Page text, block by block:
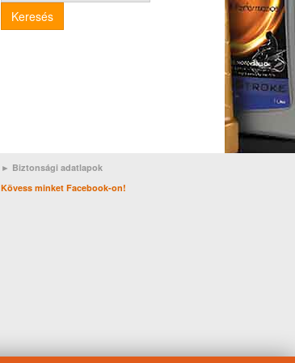
Keresés
► Biztonsági adatlapok
Kövess minket Facebook-on!